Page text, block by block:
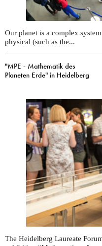
Our planet is a complex
physical (such as the...
"MPE - Mathematik des
Planeten Erde" in Heidelberg
The Heidelberg Laureate